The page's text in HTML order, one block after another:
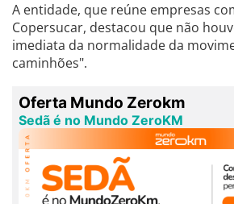
A entidade, que reúne empresas
Copersucar, destacou que não
imediata da normalidade da
caminhões".